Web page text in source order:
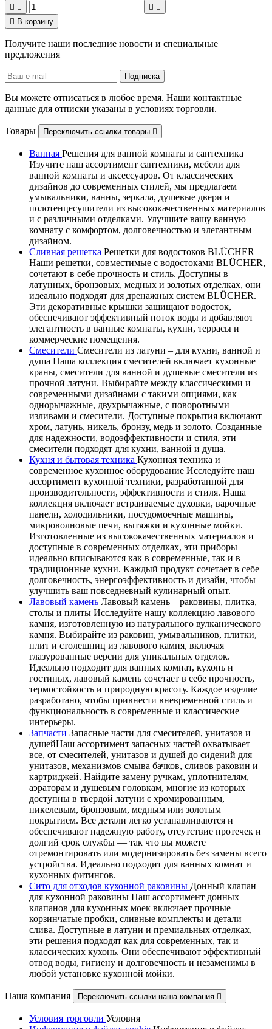
   
 В корзину
Получите наши последние новости и специальные
предложения
Вы можете отписаться в любое время. Наши контактные
данные для отписки указаны в условиях торговли.
Товары Переключить ссылки товары 
Ванная Решения для ванной комнаты и сантехника
Изучите наш ассортимент сантехники, мебели для
ванной комнаты и аксессуаров. От классических
дизайнов до современных стилей, мы предлагаем
умывальники, ванны, зеркала, душевые двери и
полотенцесушители из высококачественных материалов
и с различными отделками. Улучшите вашу ванную
комнату с комфортом, долговечностью и элегантным
дизайном.
Сливная решетка Решетки для водостоков BLÜCHER
Наши решетки, совместимые с водостоками BLÜCHER,
сочетают в себе прочность и стиль. Доступны в
латунных, бронзовых, медных и золотых отделках, они
идеально подходят для дренажных систем BLÜCHER.
Эти декоративные крышки защищают водосток,
обеспечивают эффективный поток воды и добавляют
элегантность в ванные комнаты, кухни, террасы и
коммерческие помещения.
Смесители Смесители из латуни – для кухни, ванной и
душа Наша коллекция смесителей включает кухонные
краны, смесители для ванной и душевые смесители из
прочной латуни. Выбирайте между классическими и
современными дизайнами с такими опциями, как
однорычажные, двухрычажные, с поворотными
изливами и смесители. Доступные покрытия включают
хром, латунь, никель, бронзу, медь и золото. Созданные
для надежности, водоэффективности и стиля, эти
смесители подходят для кухни, ванной и душа.
Кухня и бытовая техника Кухонная техника и
современное кухонное оборудование Исследуйте наш
ассортимент кухонной техники, разработанной для
производительности, эффективности и стиля. Наша
коллекция включает встраиваемые духовки, варочные
панели, холодильники, посудомоечные машины,
микроволновые печи, вытяжки и кухонные мойки.
Изготовленные из высококачественных материалов и
доступные в современных отделках, эти приборы
идеально вписываются как в современные, так и в
традиционные кухни. Каждый продукт сочетает в себе
долговечность, энергоэффективность и дизайн, чтобы
улучшить ваш повседневный кулинарный опыт.
Лавовый камень Лавовый камень – раковины, плитка,
столы и плиты Исследуйте нашу коллекцию лавового
камня, изготовленную из натурального вулканического
камня. Выбирайте из раковин, умывальников, плитки,
плит и столешниц из лавового камня, включая
глазурованные версии для уникальных отделок.
Идеально подходит для ванных комнат, кухонь и
гостиных, лавовый камень сочетает в себе прочность,
термостойкость и природную красоту. Каждое изделие
разработано, чтобы привнести вневременной стиль и
функциональность в современные и классические
интерьеры.
Запчасти Запасные части для смесителей, унитазов и
душейНаш ассортимент запасных частей охватывает
все, от смесителей, унитазов и душей до сидений для
унитазов, механизмов смыва бачков, сливов раковин и
картриджей. Найдите замену ручкам, уплотнителям,
аэраторам и душевым головкам, многие из которых
доступны в твердой латуни с хромированным,
никелевым, бронзовым, медным или золотым
покрытием. Все детали легко устанавливаются и
обеспечивают надежную работу, отсутствие протечек и
долгий срок службы — так что вы можете
отремонтировать или модернизировать без замены всего
устройства. Идеально подходит для ванных комнат и
кухонных фитингов.
Сито для отходов кухонной раковины Донный клапан
для кухонной раковины Наш ассортимент донных
клапанов для кухонных моек включает прочные
корзинчатые пробки, сливные комплекты и детали
слива. Доступные в латуни и премиальных отделках,
эти решения подходят как для современных, так и
классических кухонь. Они обеспечивают эффективный
отвод воды, гигиену и долговечность и незаменимы в
любой установке кухонной мойки.
Наша компания Переключить ссылки наша компания 
Условия торговли Условия